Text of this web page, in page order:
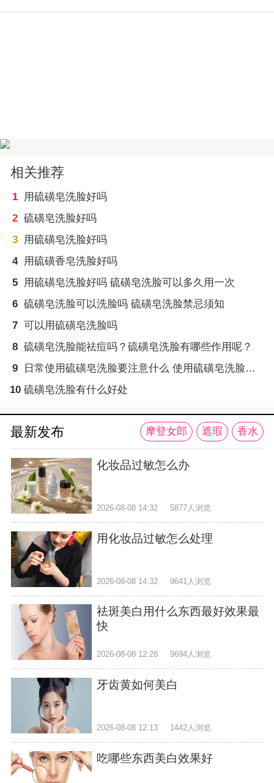
相关推荐
1
用硫磺皂洗脸好吗
2 硫磺皂洗脸好吗
3
用硫磺皂洗脸好吗
4
用硫磺香皂洗脸好吗
5
用硫磺皂洗脸好吗 硫磺皂洗脸可以多久用一次
6 硫磺皂洗脸可以洗脸吗 硫磺皂洗脸禁忌须知
7 可以用硫磺皂洗脸吗
8 硫磺皂洗脸能祛痘吗？硫磺皂洗脸有哪些作用呢？
9
日常使用硫磺皂洗脸要注意什么 使用硫磺皂洗脸要注意这些
10 硫磺皂洗脸有什么好处
最新发布 摩登女郎 遮瑕 香水
化妆品过敏怎么办
2026-08-08 14:32 5877人浏览
用化妆品过敏怎么处理
2026-08-08 14:32 9641人浏览
祛斑美白用什么东西最好效果最
快
2026-08-08 12:28 9694人浏览
牙齿黄如何美白
2026-08-08 12:13 1442人浏览
吃哪些东西美白效果好